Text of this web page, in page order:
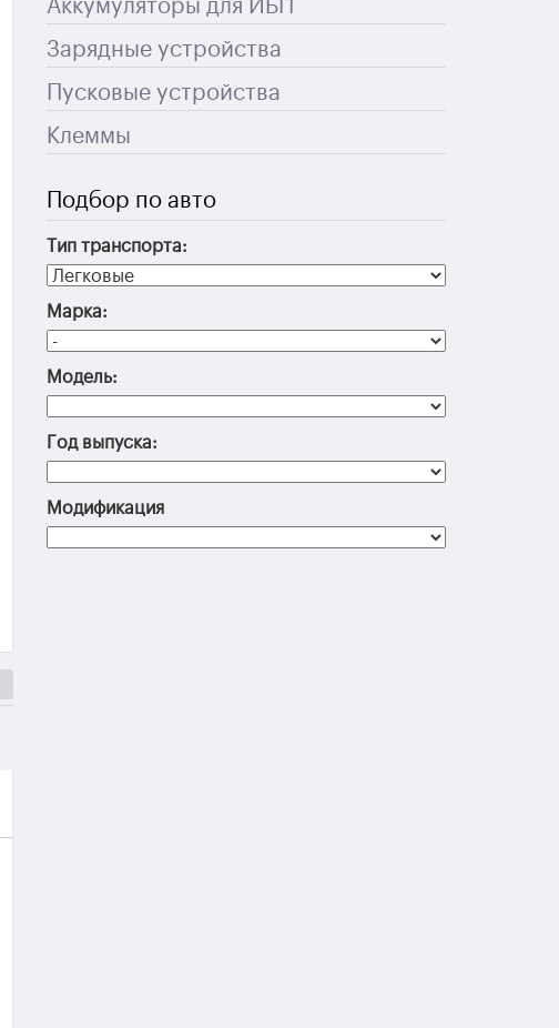
Аккумуляторы для ИБП
Зарядные устройства
Пусковые устройства
Клеммы
Подбор по авто
Тип транспорта:
Марка:
Модель:
Год выпуска:
Модификация